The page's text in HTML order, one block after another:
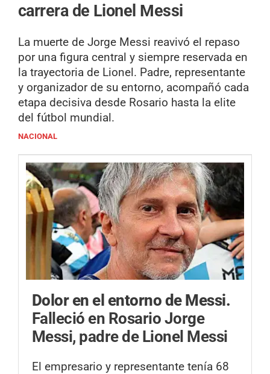
carrera de Lionel Messi
La muerte de Jorge Messi reavivó el repaso
por una figura central y siempre reservada en
la trayectoria de Lionel. Padre, representante
y organizador de su entorno, acompañó cada
etapa decisiva desde Rosario hasta la elite
del fútbol mundial.
NACIONAL
Dolor en el entorno de Messi.
Falleció en Rosario Jorge
Messi, padre de Lionel Messi
El empresario y representante tenía 68